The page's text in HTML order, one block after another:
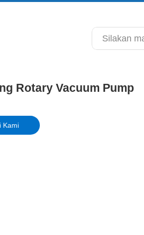
Rotary Vacuum Pump
Kami